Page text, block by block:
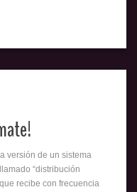
versión de un sistema
“distribución
recibe con frecuencia